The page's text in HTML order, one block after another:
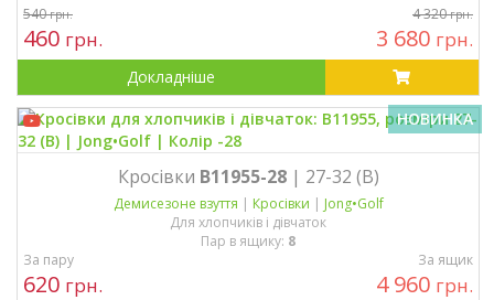
540грн. 4 320грн.
3 680 грн.
460 грн.
Докладніше
НОВИНКА
Кросівки B11955-28| 27-32 (B)
Демисезонe взуття | Кросівки | Jong•Golf
Для хлопчиків і дівчаток
Пар в ящику: 8
За пару
За ящик
4 960 грн.
620 грн.